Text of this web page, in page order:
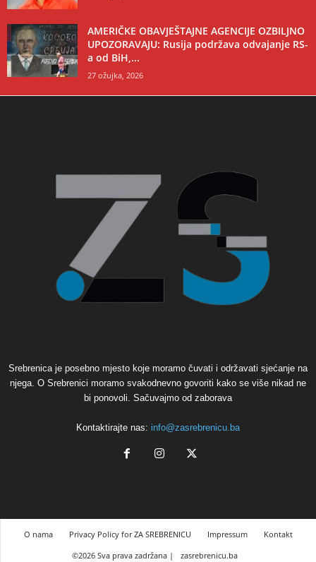
AMERIČKE OBAVJEŠTAJNE AGENCIJE OZBILJNO
UPOZORAVAJU: Rusija podržava odvajanje RS-
a od BiH,...
27 ožujka, 2026
Srebrenica je posebno mjesto koje moramo čuvati i održavati sjećanje na
njega. O Srebrenici moramo svakodnevno govoriti kako se više nikad ne
bi ponovoli. Sačuvajmo od zaborava
Kontaktirajte nas: info@zasrebrenicu.ba
O nama Privacy Policy for ZA SREBRENICU Impressum
Kontakt
©2026 Sva prava zadržana |
zasrebrenicu.ba